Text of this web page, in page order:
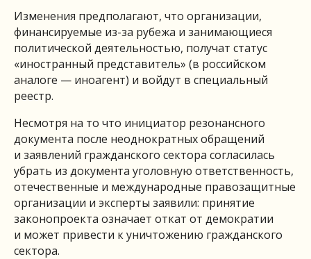
Изменения предполагают, что организации,
финансируемые из-за рубежа и занимающиеся
политической деятельностью, получат статус
«иностранный представитель» (в российском
аналоге — иноагент) и войдут в специальный
реестр.
Несмотря на то что инициатор резонансного
документа после неоднократных обращений
и заявлений гражданского сектора согласилась
убрать из документа уголовную ответственность,
отечественные и международные правозащитные
организации и эксперты заявили: принятие
законопроекта означает откат от демократии
и может привести к уничтожению гражданского
сектора.